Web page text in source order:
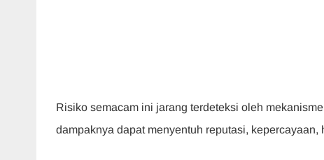
Risiko semacam ini jarang terdeteksi oleh
dampaknya dapat menyentuh reputasi,